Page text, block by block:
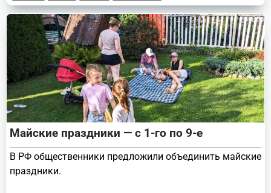
Майские праздники — с 1-го по 9-е
В РФ общественники предложили объединить майские
праздники.